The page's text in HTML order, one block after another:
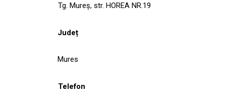
Tg. Mureş, str. HOREA NR.19
Județ
Mures
Telefon